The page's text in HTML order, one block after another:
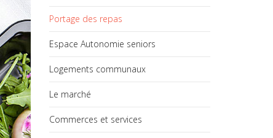
Portage des repas
Espace Autonomie seniors
Logements communaux
Le marché
Commerces et services